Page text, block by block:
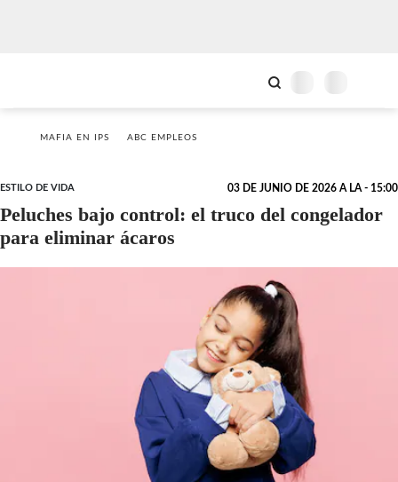
MAFIA EN IPS ABC EMPLEOS
ESTILO DE VIDA 03 DE JUNIO DE 2026 A LA - 15:00
Peluches bajo control: el truco del congelador
para eliminar ácaros